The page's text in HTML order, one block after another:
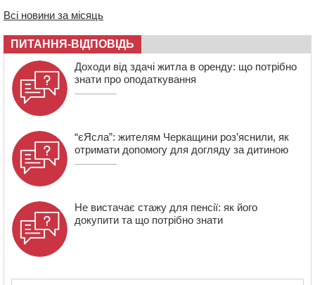
сплатили на Черкащині
06 СЕРПНЯ 2026, ЧЕТВЕР
21:13 Вісім медалей, з яких чотири золоті: черкаські
спортсмени тріумфували на чемпіонаті України
Всі новини за місяць
ПИТАННЯ-ВІДПОВІДЬ
Доходи від здачі житла в оренду: що потрібно
знати про оподаткування
“єЯсла”: жителям Черкащини роз’яснили, як
отримати допомогу для догляду за дитиною
Не вистачає стажу для пенсії: як його
докупити та що потрібно знати